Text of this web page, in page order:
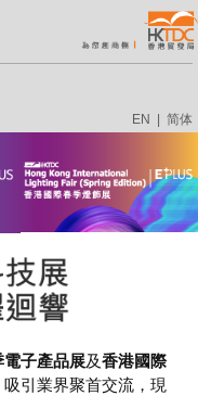
EN 简体
電子產品展及香港國際
引業界聚首交流，現